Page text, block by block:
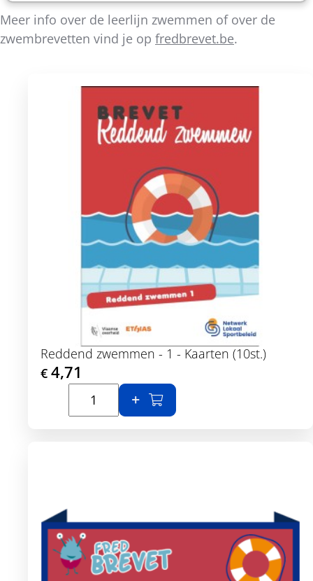
Meer info over de leerlijn zwemmen of over de
zwembrevetten vind je op fredbrevet.be.
Reddend zwemmen - 1 - Kaarten (10st.)
€ 4,71
In winkelmand